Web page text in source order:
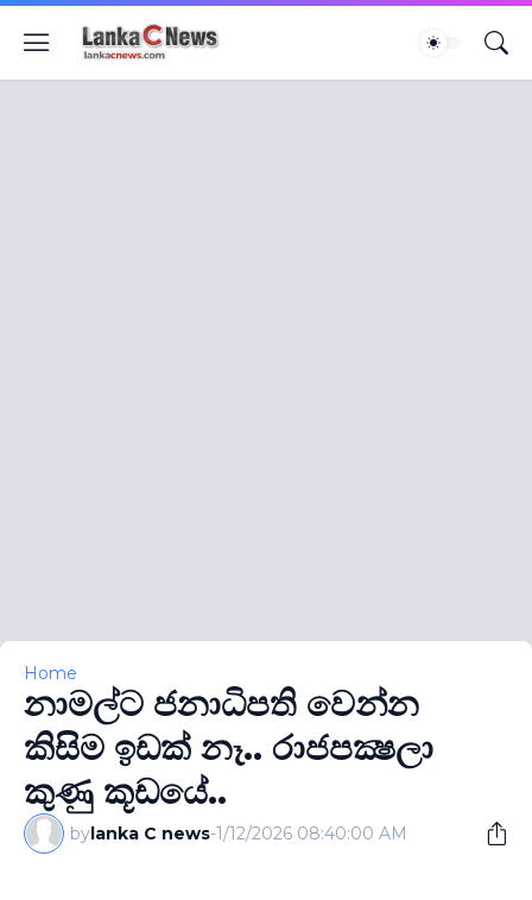
Home
නාමල්ට ජනාධිපති වෙන්න
කිසිම ඉඩක් නෑ.. රාජපක්‍ෂලා
කුණු කූඩයේ..
bylanka C news-1/12/2026 08:40:00 AM